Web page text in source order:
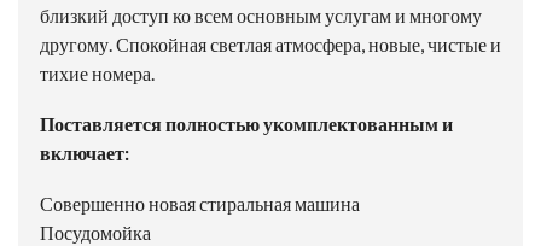
близкий доступ ко всем основным услугам и многому
другому. Спокойная светлая атмосфера, новые, чистые и
тихие номера.
Поставляется полностью укомплектованным и
включает:
Совершенно новая стиральная машина
Посудомойка